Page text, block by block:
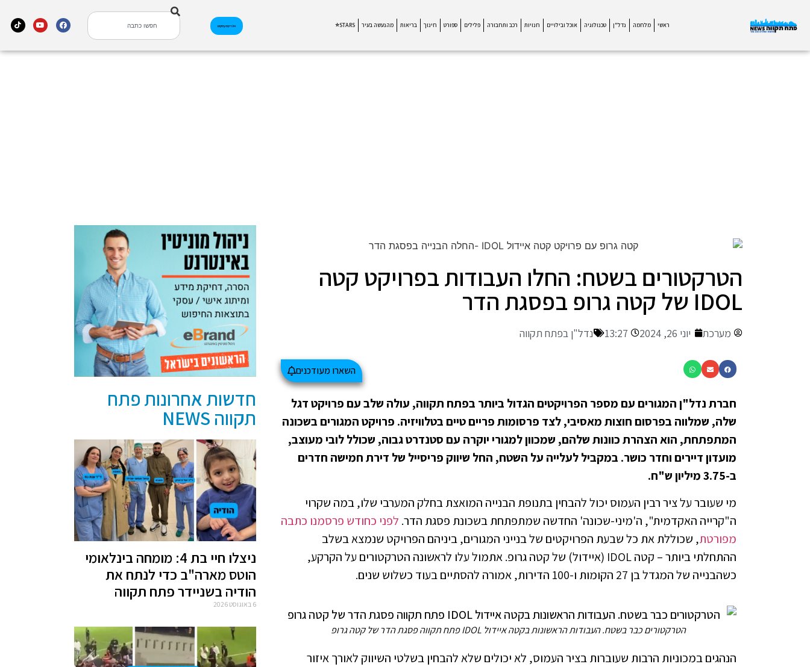
ראשי מלחמה נדל"ן טכנולוגיה אוכל ובילויים חנויות רכב ותחבורה פלילים ספורט חינוך בריאות מהנעשה בעיר STARS⭐ אינדקס עסקים
הטרקטורים בשטח: החלו העבודות בפרויקט קטה
IDOL של קטה גרופ בפסגת הדר
מערכת יוני 26, 2024 13:27 נדל"ן בפתח תקווה
השארו מעודכנים
חברת נדל"ן המגורים עם מספר הפרויקטים הגדול ביותר בפתח תקווה, עולה שלב עם פרויקט דגל
שלה, שמלווה בפרסום חוצות מאסיבי, לצד פרסומות פריים טיים בטלוויזיה. פרויקט המגורים בשכונה
המתפתחת, הוא הצהרת כוונות שלהם, שמכוון למגורי יוקרה עם סטנדרט גבוה, שכולל לובי מעוצב,
מועדון דיירים וחדר כושר. במקביל לעלייה על השטח, החל שיווק פריסייל של דירת חמישה חדרים
ב-3.75 מיליון ש"ח.
מי שעובר על ציר רבין העמוס יכול להבחין בתנופת הבנייה המואצת בחלק המערבי שלו, במה שקרוי
ה"קרייה האקדמית", ה'מיני-שכונה' החדשה שמתפתחת בשכונת פסגת הדר. לפני כחודש פרסמנו כתבה
מפורטת, שכוללת את כל שבעת הפרויקטים של בנייני המגורים, ביניהם הפרויקט שנמצא בשלב
ההתחלתי ביותר – קטה IDOL (איידול) של קטה גרופ. אתמול עלו לראשונה הטרקטורים על הקרקע,
כשהבנייה של המגדל בן 27 הקומות ו-100 הדירות, אמורה להסתיים בעוד כשלוש שנים.
הטרקטורים כבר בשטח. העבודות הראשונות בקטה איידול IDOL פתח תקווה פסגת הדר של קטה גרופ
הנהגים במכוניות הרבות שעוברות בציר העמוס, לא יכולים שלא להבחין בשלטי השיווק לאורך איזור
חדשות אחרונות פתח
תקווה NEWS
ניצלו חיי בת 4: מומחה בינלאומי
הוטס מארה"ב כדי לנתח את
הודיה בשניידר פתח תקווה
6 באוגוסט 2026